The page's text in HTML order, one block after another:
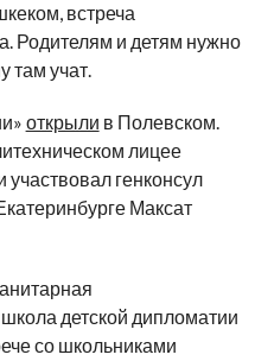
встреча
Родителям и детям нужно
там учат.
» открыли в Полевском.
лицее
участвовал генконсул
Максат
детской дипломатии
со школьниками